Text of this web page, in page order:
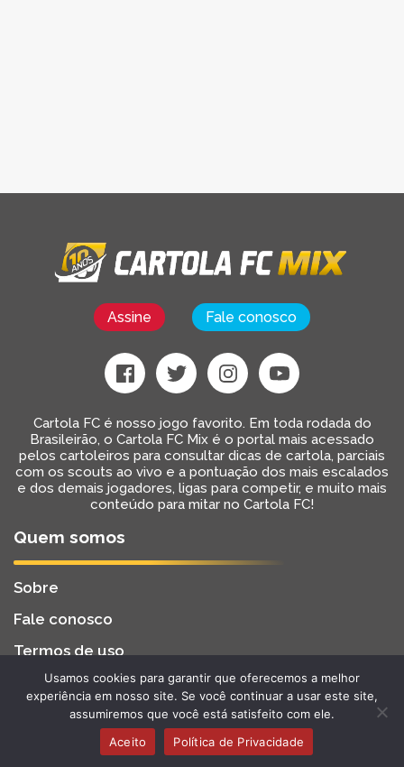
Assine Fale conosco
Cartola FC é nosso jogo favorito. Em toda rodada do
Brasileirão, o Cartola FC Mix é o portal mais acessado
pelos cartoleiros para consultar dicas de cartola, parciais
com os scouts ao vivo e a pontuação dos mais escalados
e dos demais jogadores, ligas para competir, e muito mais
conteúdo para mitar no Cartola FC!
Quem somos
Sobre
Fale conosco
Termos de uso
2022 - Todos os Direitos Reservados
Desenvolvido por BW2 Tecnologia
Usamos cookies para garantir que oferecemos a melhor
experiência em nosso site. Se você continuar a usar este site,
assumiremos que você está satisfeito com ele.
Aceito
Política de Privacidade